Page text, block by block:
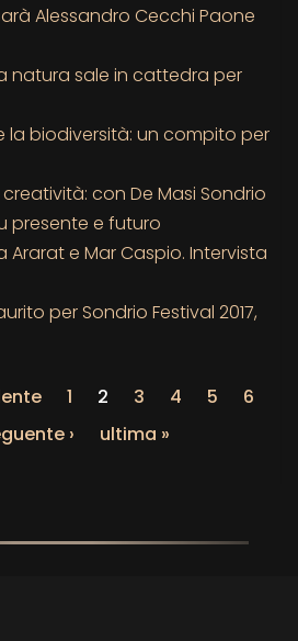
Alessandro Cecchi Paone
natura sale in cattedra per
la biodiversità: un compito per
con De Masi Sondrio
presente e futuro
Ararat e Mar Caspio. Intervista
per Sondrio Festival 2017,
1 2 3 4 5
6
› ultima »